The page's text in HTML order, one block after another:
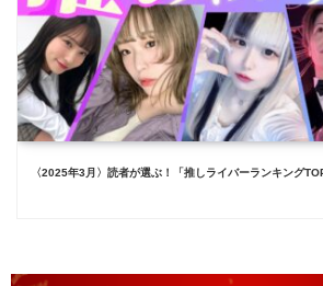
〈2025年3月〉読者が選ぶ！「推しライバーランキング